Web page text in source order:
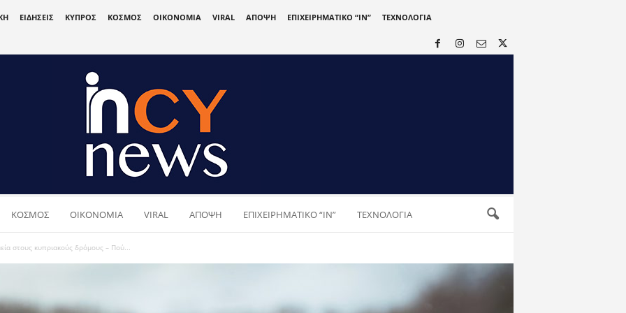
ΕΙΔΗΣΕΙΣ ΚΥΠΡΟΣ ΚΟΣΜΟΣ ΟΙΚΟΝΟΜΙΑ VIRAL ΑΠΟΨΗ ΕΠΙΧΕΙΡΗΜΑΤΙΚΟ “IN” ΤΕΧΝΟΛΟΓΙΑ
ΚΟΣΜΟΣ ΟΙΚΟΝΟΜΙΑ VIRAL ΑΠΟΨΗ ΕΠΙΧΕΙΡΗΜΑΤΙΚΟ “IN” ΤΕΧΝΟΛΟΓΙΑ
στους κυπριακούς δρόμους – Πού...